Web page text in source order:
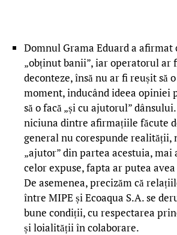
Domnul Grama Eduard a afirmat
„obținut banii”, iar operatorul ar
deconteze, însă nu ar fi reușit să
moment, inducând ideea opiniei
să o facă „și cu ajutorul”
niciuna dintre afirmațiile făcute
general nu corespunde realității,
„ajutor” din partea acestuia, mai
celor expuse, fapta ar putea
De asemenea, precizăm că
între MIPE și Ecoaqua S.A. se
bune condiții, cu respectarea
și loialității în colaborare.